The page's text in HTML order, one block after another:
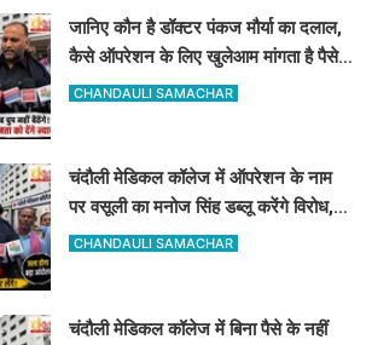
जानिए कौन है डॉक्टर पंकज मौर्या का दलाल,
कैसे ऑपरेशन के लिए खुलेआम मांगता है पैसे,
मनोज सिंह डब्लू ने खोला मोर्चा
CHANDAULI SAMACHAR
चंदौली मेडिकल कॉलेज में ऑपरेशन के नाम
पर वसूली का मनोज सिंह डब्लू करेंगे विरोध,
सोमवार को देंगे धरना
CHANDAULI SAMACHAR
चंदौली मेडिकल कॉलेज में बिना पैसे के नहीं